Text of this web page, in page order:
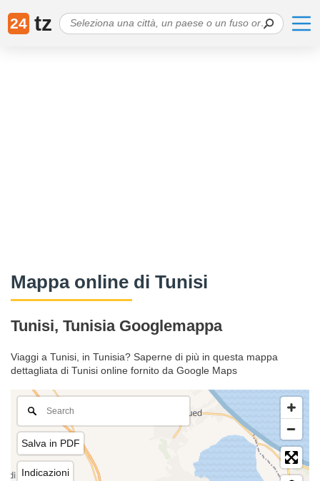
24 tz
Mappa online di Tunisi
Tunisi, Tunisia Googlemappa
Viaggi a Tunisi, in Tunisia? Saperne di più in questa mappa
dettagliata di Tunisi online fornito da Google Maps
Salva in PDF
Indicazioni